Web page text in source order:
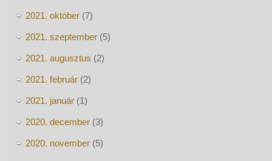
2021. október(7)
2021. szeptember(5)
2021. augusztus (2)
2021. február(2)
2021. január(1)
2020. december(3)
2020. november(5)